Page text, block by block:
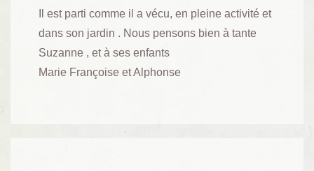
Il est parti comme il a vécu, en pleine activité et
dans son jardin . Nous pensons bien à tante
Suzanne , et à ses enfants
Marie Françoise et Alphonse